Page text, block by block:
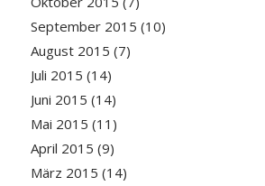
September 2015 (10)
August 2015 (7)
Juli 2015 (14)
Juni 2015 (14)
Mai 2015 (11)
April 2015 (9)
März 2015 (14)